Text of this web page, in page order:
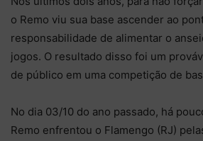
o Remo viu sua base ascender ao
responsabilidade de alimentar o
jogos. O resultado disso foi um
de público em uma competição de
No dia 03/10 do ano passado, há
Remo enfrentou o Flamengo (RJ)